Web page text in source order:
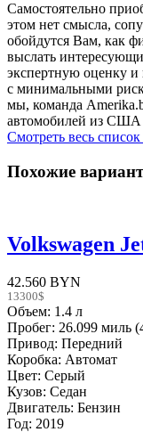
Самостоятельно
этом нет смысла,
обойдутся Вам, как
выслать
экспертную оценку и
с минимальными
мы, команда
автомобилей из
Смотреть весь
Похожие
Volkswagen
42.560 BYN
13300$
Объем: 1.4 л
Пробег: 26.099 миль
Привод: Передний
Коробка: Автомат
Цвет: Серый
Кузов: Седан
Двигатель: Бензин
Год: 2019